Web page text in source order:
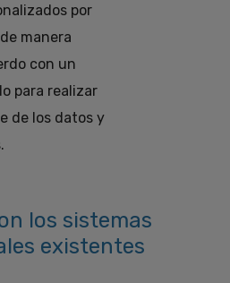
por
manera
con un
para realizar
de los datos y
los sistemas
existentes